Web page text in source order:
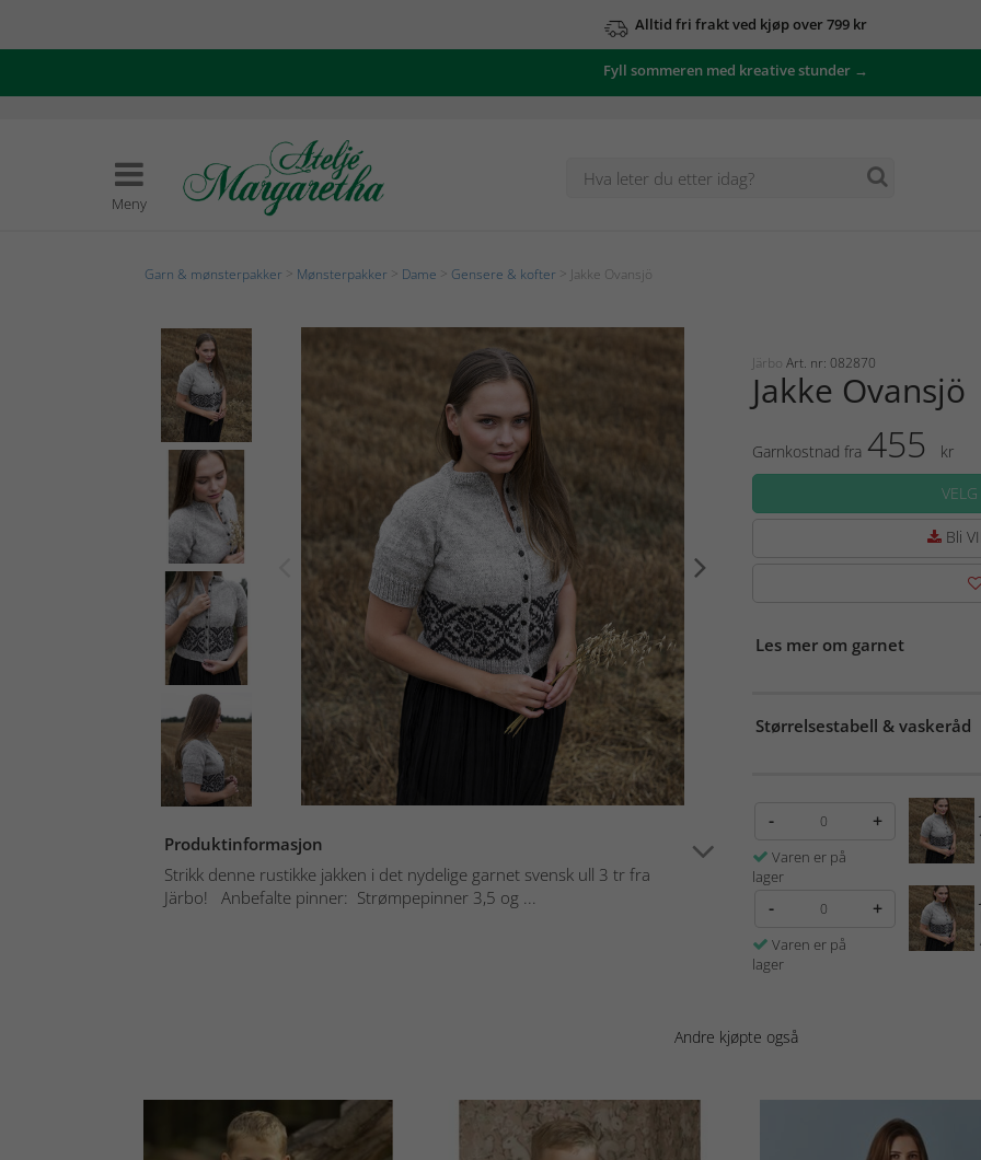
Alltid fri frakt ved kjøp over 799 kr
Fyll sommeren med kreative stunder →
Meny
Garn & mønsterpakker Mønsterpakker Dame Gensere & kofter > Jakke Ovansjö
Produktinformasjon
Strikk denne rustikke jakken i det nydelige garnet svensk ull 3 tr fra
Järbo! Anbefalte pinner: Strømpepinner 3,5 og ...
Järbo Art. nr: 082870
Jakke Ovansjö
Garnkostnad fra 455
kr
Bli
Les mer om garnet
Størrelsestabell & vaskeråd
- +
Varen er på
lager
- +
Varen er på
lager
Andre kjøpte også